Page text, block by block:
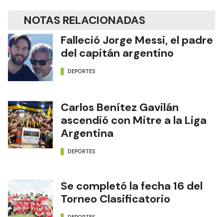
NOTAS RELACIONADAS
Falleció Jorge Messi, el padre
del capitán argentino
DEPORTES
Carlos Benítez Gavilán
ascendió con Mitre a la Liga
Argentina
DEPORTES
Se completó la fecha 16 del
Torneo Clasificatorio